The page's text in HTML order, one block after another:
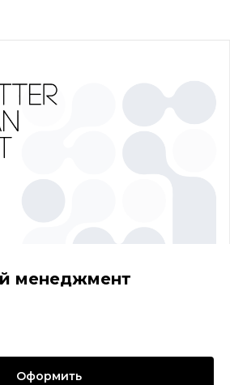
менеджмент
Оформить